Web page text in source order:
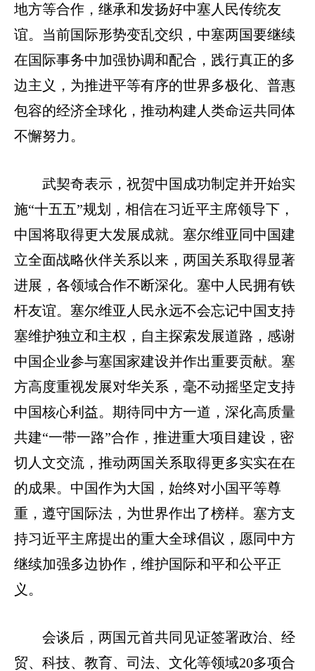
地方等合作，继承和发扬好中塞人民传统友
谊。当前国际形势变乱交织，中塞两国要继续
在国际事务中加强协调和配合，践行真正的多
边主义，为推进平等有序的世界多极化、普惠
包容的经济全球化，推动构建人类命运共同体
不懈努力。
武契奇表示，祝贺中国成功制定并开始实
施“十五五”规划，相信在习近平主席领导下，
中国将取得更大发展成就。塞尔维亚同中国建
立全面战略伙伴关系以来，两国关系取得显著
进展，各领域合作不断深化。塞中人民拥有铁
杆友谊。塞尔维亚人民永远不会忘记中国支持
塞维护独立和主权，自主探索发展道路，感谢
中国企业参与塞国家建设并作出重要贡献。塞
方高度重视发展对华关系，毫不动摇坚定支持
中国核心利益。期待同中方一道，深化高质量
共建“一带一路”合作，推进重大项目建设，密
切人文交流，推动两国关系取得更多实实在在
的成果。中国作为大国，始终对小国平等尊
重，遵守国际法，为世界作出了榜样。塞方支
持习近平主席提出的重大全球倡议，愿同中方
继续加强多边协作，维护国际和平和公平正
义。
会谈后，两国元首共同见证签署政治、经
贸、科技、教育、司法、文化等领域20多项合